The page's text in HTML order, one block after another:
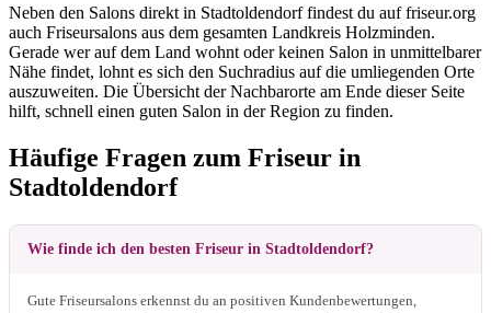
Neben den Salons direkt in Stadtoldendorf findest du auf friseur.org
auch Friseursalons aus dem gesamten Landkreis Holzminden.
Gerade wer auf dem Land wohnt oder keinen Salon in unmittelbarer
Nähe findet, lohnt es sich den Suchradius auf die umliegenden Orte
auszuweiten. Die Übersicht der Nachbarorte am Ende dieser Seite
hilft, schnell einen guten Salon in der Region zu finden.
Häufige Fragen zum Friseur in
Stadtoldendorf
Wie finde ich den besten Friseur in Stadtoldendorf?
Gute Friseursalons erkennst du an positiven Kundenbewertungen,